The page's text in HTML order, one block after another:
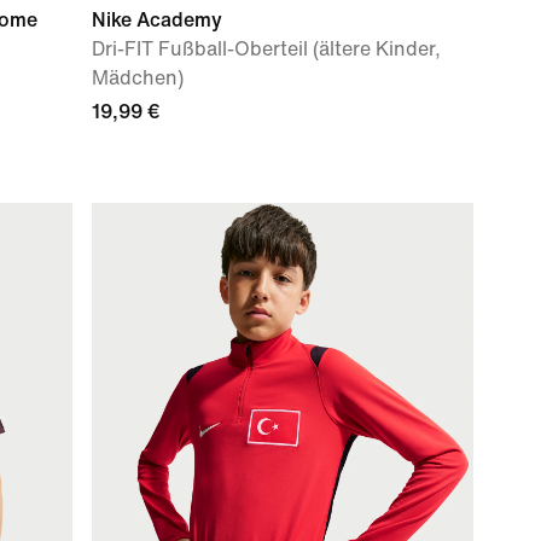
Nike Academy
Dri-FIT Fußball-Oberteil (ältere Kinder,
Mädchen)
19,99 €